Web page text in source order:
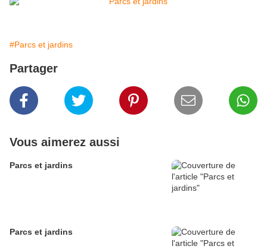
#Parcs et jardins
Partager
Vous aimerez aussi
Parcs et jardins
Parcs et jardins